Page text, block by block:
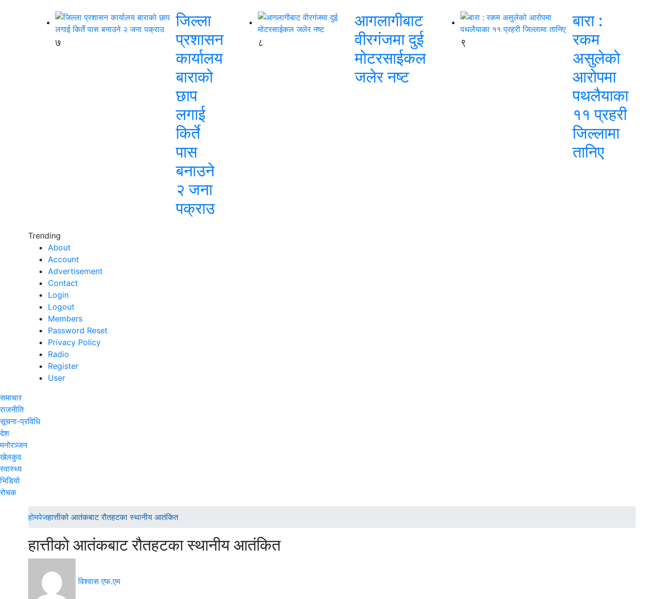
७
जिल्ला
प्रशासन
कार्यालय
बाराको
छाप
लगाई
किर्ते
पास
बनाउने
२ जना
पक्राउ
८
आगलागीबाट
वीरगंजमा दुई
मोटरसाईकल
जलेर नष्ट
९
बारा :
रकम
असुलेको
आरोपमा
पथलैयाका
११ प्रहरी
जिल्लामा
तानिए
Trending
About
Account
Advertisement
Contact
Login
Logout
Members
Password Reset
Privacy Policy
Radio
Register
User
समाचार
राजनीति
सूचना-प्रविधि
देश
मनोरञ्जन
खेलकुद
स्वास्थ्य
भिडियो
रोचक
होमपेजहात्तीको आतंकबाट रौतहटका स्थानीय आतंकित
हात्तीको आतंकबाट रौतहटका स्थानीय आतंकित
विश्वास एफ.एम